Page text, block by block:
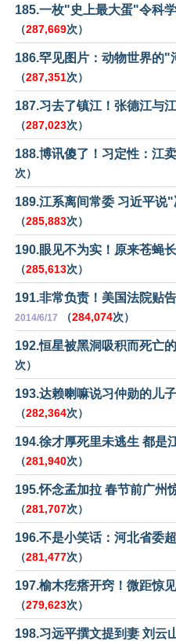
185.一枚"史上最大蛋"令科
（287,669次）
186.罕见图片：动物世界的"
（287,351次）
187.习去了镇江！张德江与
（287,023次）
188.博讯傻了！习定性：江
次）
189.江系离间常委 习近平说
（285,883次）
190.眼见不为实！原来苍蝇
（285,613次）
191.非常负责！美国法院贴
2014/6/17 （284,074次）
192.恒星被黑洞吸积而死亡
次）
193.达赖喇嘛说习仲勋的儿
（282,364次）
194.徐才厚死里未逃生 都是
（281,940次）
195.怀念孟加拉 春节前广州
（281,707次）
196.不是小笑话：河北省委
（281,477次）
197.榆木疙瘩开窍！微距惊
（279,623次）
198.习远平撰文提到妻 刘云